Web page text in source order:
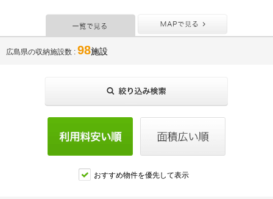
広島県の収納施設数 98施設
おすすめ物件を優先して表示